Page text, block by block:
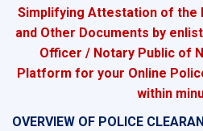
Simplifying Attestation of the
and Other Documents by
Officer / Notary Public of
Platform for your Online
within
OVERVIEW OF POLICE